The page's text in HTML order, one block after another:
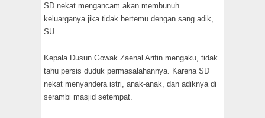
SD nekat mengancam akan membunuh
keluarganya jika tidak bertemu dengan sang adik,
SU.
Kepala Dusun Gowak Zaenal Arifin mengaku, tidak
tahu persis duduk permasalahannya. Karena SD
nekat menyandera istri, anak-anak, dan adiknya di
serambi masjid setempat.